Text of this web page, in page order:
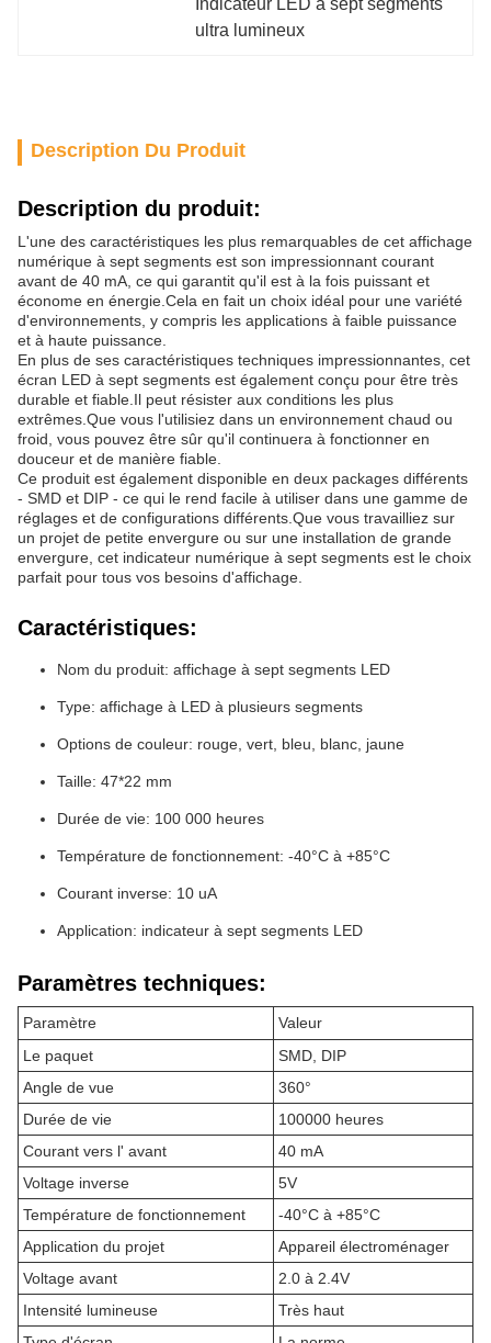
Indicateur LED à sept segments
ultra lumineux
Description Du Produit
Description du produit:
L'une des caractéristiques les plus remarquables de cet affichage
numérique à sept segments est son impressionnant courant
avant de 40 mA, ce qui garantit qu'il est à la fois puissant et
économe en énergie.Cela en fait un choix idéal pour une variété
d'environnements, y compris les applications à faible puissance
et à haute puissance.
En plus de ses caractéristiques techniques impressionnantes, cet
écran LED à sept segments est également conçu pour être très
durable et fiable.Il peut résister aux conditions les plus
extrêmes.Que vous l'utilisiez dans un environnement chaud ou
froid, vous pouvez être sûr qu'il continuera à fonctionner en
douceur et de manière fiable.
Ce produit est également disponible en deux packages différents
- SMD et DIP - ce qui le rend facile à utiliser dans une gamme de
réglages et de configurations différents.Que vous travailliez sur
un projet de petite envergure ou sur une installation de grande
envergure, cet indicateur numérique à sept segments est le choix
parfait pour tous vos besoins d'affichage.
Caractéristiques:
Nom du produit: affichage à sept segments LED
Type: affichage à LED à plusieurs segments
Options de couleur: rouge, vert, bleu, blanc, jaune
Taille: 47*22 mm
Durée de vie: 100 000 heures
Température de fonctionnement: -40°C à +85°C
Courant inverse: 10 uA
Application: indicateur à sept segments LED
Paramètres techniques:
Paramètre
Valeur
Le paquet
SMD, DIP
Angle de vue
360°
Durée de vie
100000 heures
Courant vers l' avant
40 mA
Voltage inverse
5V
Température de fonctionnement
-40°C à +85°C
Application du projet
Appareil électroménager
Voltage avant
2.0 à 2.4V
Intensité lumineuse
Très haut